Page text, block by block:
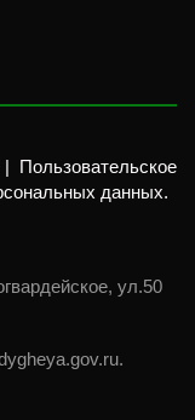
|
Пользовательское
данных.
ул.50